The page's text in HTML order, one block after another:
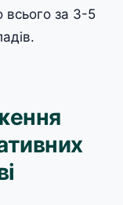
всього за 3-5